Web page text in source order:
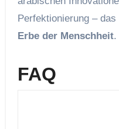
Perfektionierung –
Erbe der Menschheit.
FAQ